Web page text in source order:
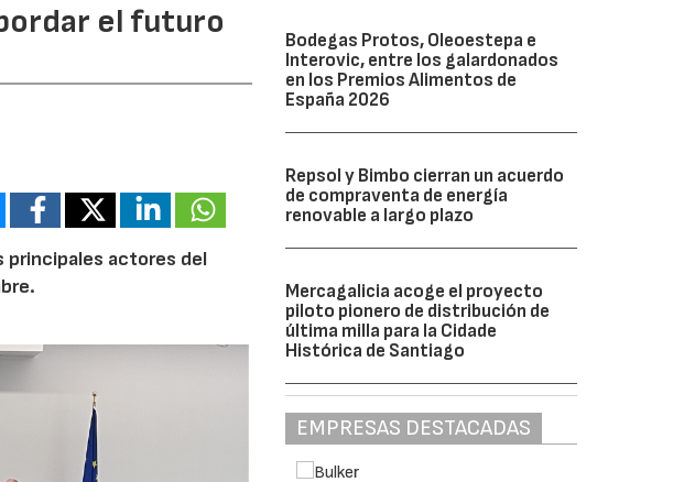
el futuro
principales actores del
Bodegas Protos, Oleoestepa e
Interovic, entre los galardonados
en los Premios Alimentos de
España 2026
Repsol y Bimbo cierran un acuerdo
de compraventa de energía
renovable a largo plazo
Mercagalicia acoge el proyecto
piloto pionero de distribución de
última milla para la Cidade
Histórica de Santiago
EMPRESAS DESTACADAS